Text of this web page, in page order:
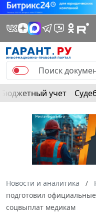
Бюджетный учет
Новости и аналитика
подготовил
соцвыплат медикам